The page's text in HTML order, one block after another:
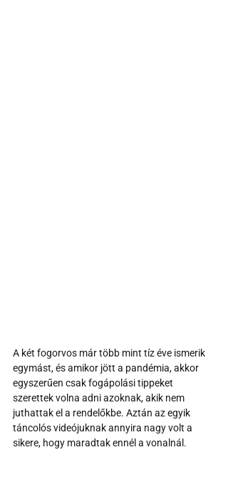
A két fogorvos már több mint tíz éve ismerik
egymást, és amikor jött a pandémia, akkor
egyszerűen csak fogápolási tippeket
szerettek volna adni azoknak, akik nem
juthattak el a rendelőkbe. Aztán az egyik
táncolós videójuknak annyira nagy volt a
sikere, hogy maradtak ennél a vonalnál.